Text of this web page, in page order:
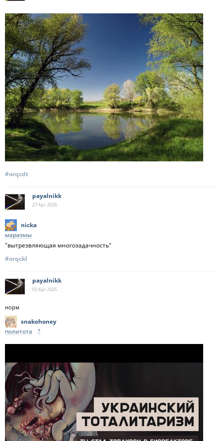
#orqcdt
payalnikk
27 Apr2025
nicka
маразмы
"вытрезвляющая многозадачность"
#orqckl
payalnikk
03 Apr2025
норм
snakehoney
политота
?